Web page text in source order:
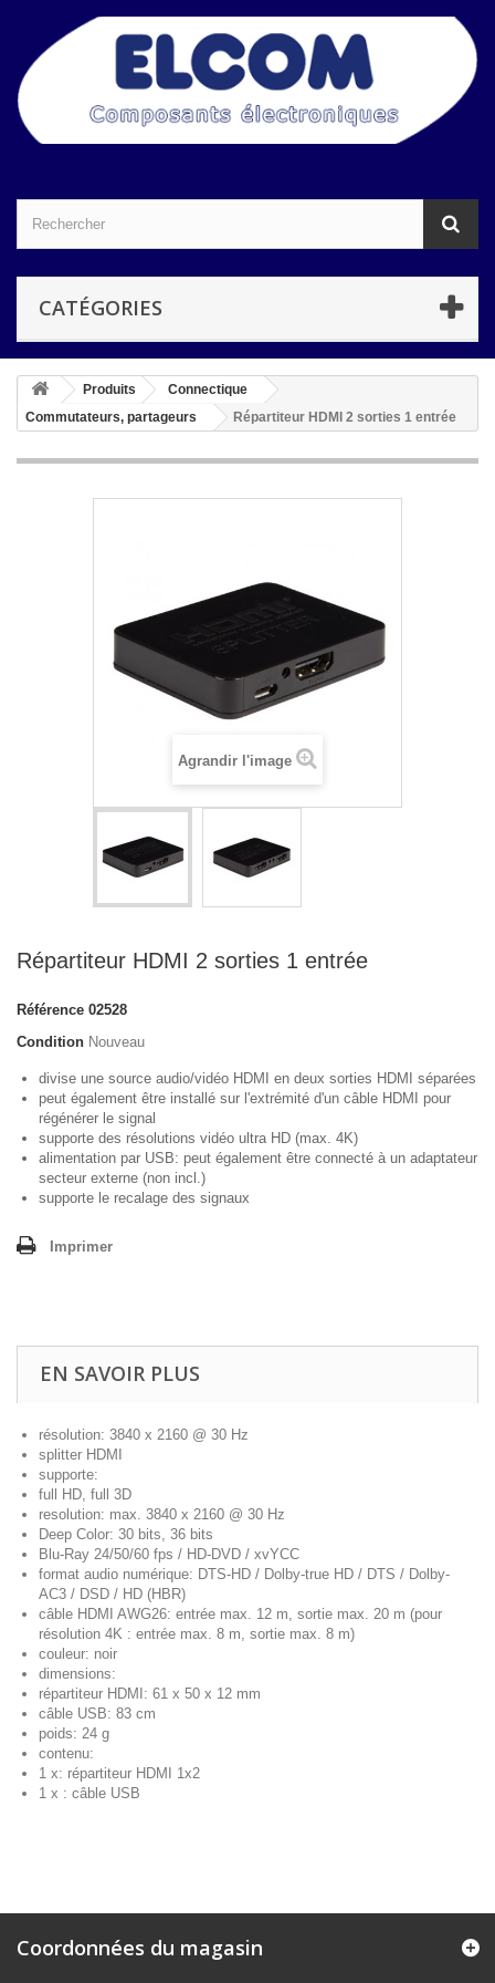
CATÉGORIES
Produits
Connectique
Commutateurs, partageurs
Répartiteur HDMI 2 sorties 1 entrée
Agrandir l'image
Répartiteur HDMI 2 sorties 1 entrée
Référence 02528
Condition Nouveau
divise une source audio/vidéo HDMI en deux sorties HDMI séparées
peut également être installé sur l'extrémité d'un câble HDMI pour
régénérer le signal
supporte des résolutions vidéo ultra HD (max. 4K)
alimentation par USB: peut également être connecté à un adaptateur
secteur externe (non incl.)
supporte le recalage des signaux
Imprimer
EN SAVOIR PLUS
résolution: 3840 x 2160 @ 30 Hz
splitter HDMI
supporte:
full HD, full 3D
resolution: max. 3840 x 2160 @ 30 Hz
Deep Color: 30 bits, 36 bits
Blu-Ray 24/50/60 fps / HD-DVD / xvYCC
format audio numérique: DTS-HD / Dolby-true HD / DTS / Dolby-
AC3 / DSD / HD (HBR)
câble HDMI AWG26: entrée max. 12 m, sortie max. 20 m (pour
résolution 4K : entrée max. 8 m, sortie max. 8 m)
couleur: noir
dimensions:
répartiteur HDMI: 61 x 50 x 12 mm
câble USB: 83 cm
poids: 24 g
contenu:
1 x: répartiteur HDMI 1x2
1 x : câble USB
Coordonnées du magasin